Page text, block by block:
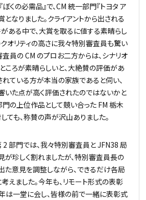
くの必需品』で、CM 統一部門『トヨタ ア
となりました。クライアントから出される
ある中で、大賞を取るに値する素晴らし
オリティの高さに我々特別審査員も驚い
査員の CM のプロお二方からは、シナリオ
ころが素晴らしいと、大絶賛の評価があ
れている方が本当の家族であると伺い、
いた点が高く評価されたのではないかと
門の上位作品として競い合った FM 栃木
ても、称賛の声が沢山ありました。
2 部門では、我々特別審査員と JFN38 局
珍しく割れましたが、特別審査員長の
た意見を調整しながら、できるだけ各局
えました。今年も、リモート形式の表彰
は一堂に会し、皆様の前で一緒に表彰式